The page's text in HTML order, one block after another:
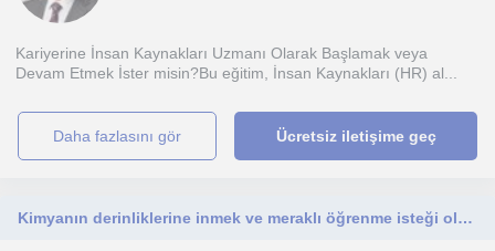
Kariyerine İnsan Kaynakları Uzmanı Olarak Başlamak veya
Devam Etmek İster misin?Bu eğitim, İnsan Kaynakları (HR) al...
daha fazlasını gör Ücretsiz iletişime geç
Kimyanın derinliklerine inmek ve meraklı öğrenme isteği olanlar